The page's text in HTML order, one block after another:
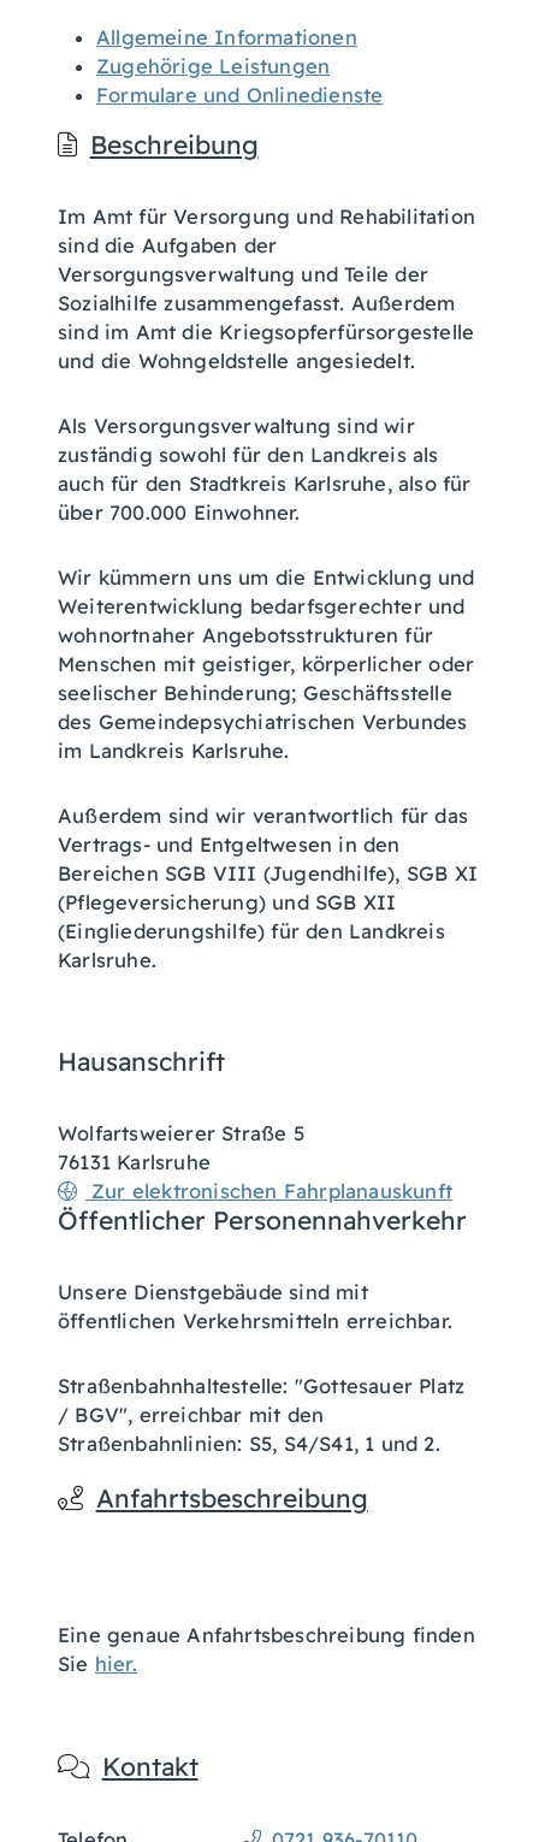
Allgemeine Informationen
Zugehörige Leistungen
Formulare und Onlinedienste
Beschreibung
Im Amt für Versorgung und Rehabilitation
sind die Aufgaben der
Versorgungsverwaltung und Teile der
Sozialhilfe zusammengefasst. Außerdem
sind im Amt die Kriegsopferfürsorgestelle
und die Wohngeldstelle angesiedelt.
Als Versorgungsverwaltung sind wir
zuständig sowohl für den Landkreis als
auch für den Stadtkreis Karlsruhe, also für
über 700.000 Einwohner.
Wir kümmern uns um die Entwicklung und
Weiterentwicklung bedarfsgerechter und
wohnortnaher Angebotsstrukturen für
Menschen mit geistiger, körperlicher oder
seelischer Behinderung; Geschäftsstelle
des Gemeindepsychiatrischen Verbundes
im Landkreis Karlsruhe.
Außerdem sind wir verantwortlich für das
Vertrags- und Entgeltwesen in den
Bereichen SGB VIII (Jugendhilfe), SGB XI
(Pflegeversicherung) und SGB XII
(Eingliederungshilfe) für den Landkreis
Karlsruhe.
Hausanschrift
Wolfartsweierer Straße 5
76131 Karlsruhe
Zur elektronischen Fahrplanauskunft
Öffentlicher Personennahverkehr
Unsere Dienstgebäude sind mit
öffentlichen Verkehrsmitteln erreichbar.
Straßenbahnhaltestelle: "Gottesauer Platz
/ BGV", erreichbar mit den
Straßenbahnlinien: S5, S4/S41, 1 und 2.
Anfahrtsbeschreibung
Eine genaue Anfahrtsbeschreibung finden
Sie hier.
Kontakt